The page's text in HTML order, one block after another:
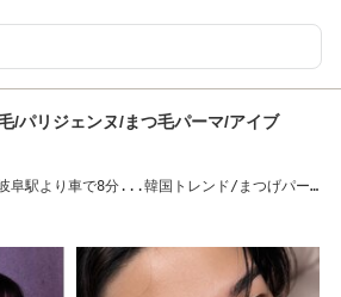
リジェンヌ/まつ毛パーマ/アイブ
阜駅より車で8分...韓国トレンド/まつげパー